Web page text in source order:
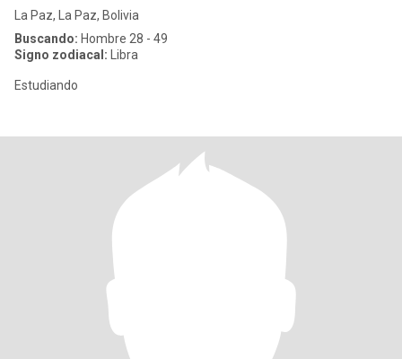
La Paz, La Paz, Bolivia
Buscando: Hombre 28 - 49
Signo zodiacal: Libra
Estudiando